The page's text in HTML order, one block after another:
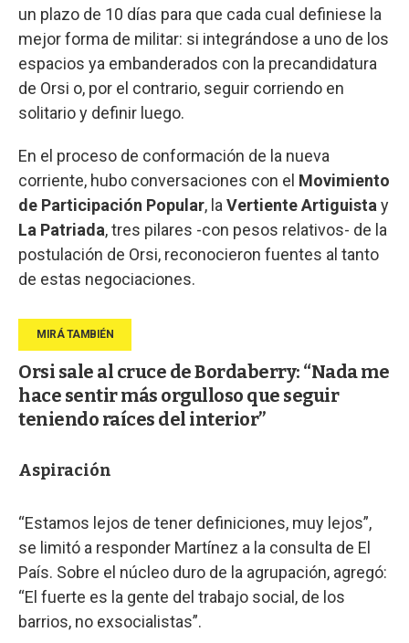
un plazo de 10 días para que cada cual definiese la
mejor forma de militar: si integrándose a uno de los
espacios ya embanderados con la precandidatura
de Orsi o, por el contrario, seguir corriendo en
solitario y definir luego.
En el proceso de conformación de la nueva
corriente, hubo conversaciones con el Movimiento
de Participación Popular, la Vertiente Artiguista y
La Patriada, tres pilares -con pesos relativos- de la
postulación de Orsi, reconocieron fuentes al tanto
de estas negociaciones.
Orsi sale al cruce de Bordaberry: “Nada me
hace sentir más orgulloso que seguir
teniendo raíces del interior”
Aspiración
“Estamos lejos de tener definiciones, muy lejos”,
se limitó a responder Martínez a la consulta de El
País. Sobre el núcleo duro de la agrupación, agregó:
“El fuerte es la gente del trabajo social, de los
barrios, no exsocialistas”.